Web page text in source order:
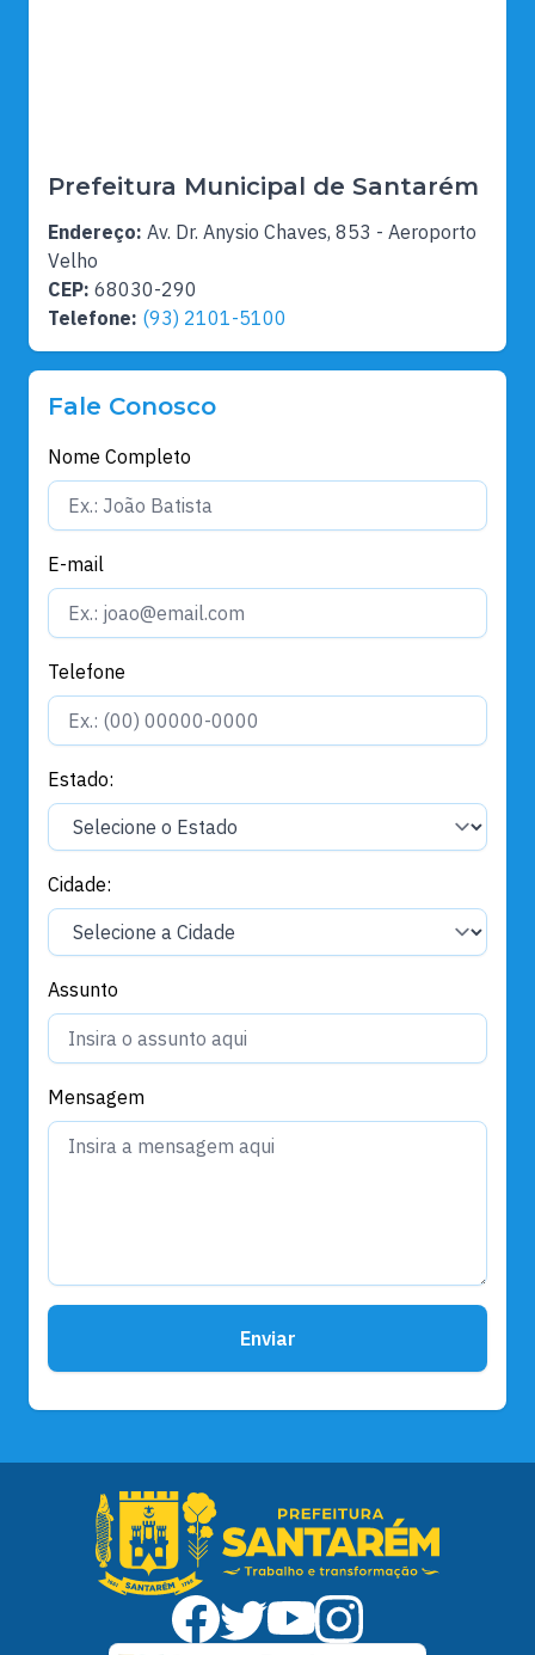
Prefeitura Municipal de Santarém
Endereço: Av. Dr. Anysio Chaves, 853 - Aeroporto
Velho
CEP: 68030-290
Telefone: (93) 2101-5100
Fale Conosco
Nome Completo
E-mail
Telefone
Estado:
Cidade:
Assunto
Mensagem
Enviar